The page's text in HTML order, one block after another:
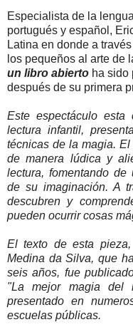
Especialista de la
portugués y español,
Latina en donde a
los pequeños al arte de
un libro abierto ha sido
después de su primera
Este espectáculo
lectura infantil,
técnicas de la magia.
de manera lúdica y
lectura, fomentando
de su imaginación. A
descubren y
pueden ocurrir cosas
El texto de esta
Medina da Silva, que
seis años, fue
"La mejor magia del
presentado en
escuelas públicas.